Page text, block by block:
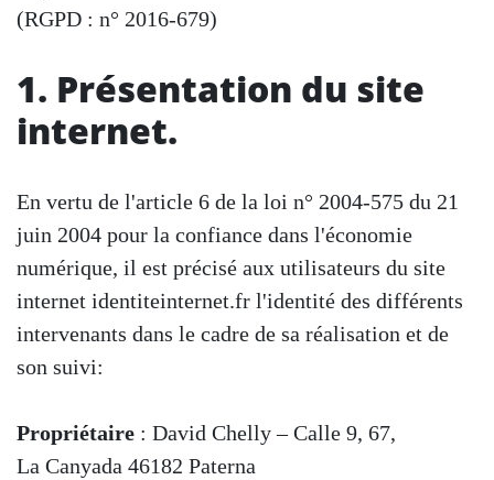
(RGPD : n° 2016-679)
1. Présentation du site
internet.
En vertu de l'article 6 de la loi n° 2004-575 du 21
juin 2004 pour la confiance dans l'économie
numérique, il est précisé aux utilisateurs du site
internet identiteinternet.fr l'identité des différents
intervenants dans le cadre de sa réalisation et de
son suivi:
Propriétaire : David Chelly – Calle 9, 67,
La Canyada 46182 Paterna